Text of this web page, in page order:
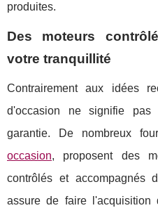
produites.
Des moteurs
votre tranquillité
Contrairement aux idées
d'occasion ne signifie pas
garantie. De nombreux
occasion, proposent des
contrôlés et accompagnés
assure de faire